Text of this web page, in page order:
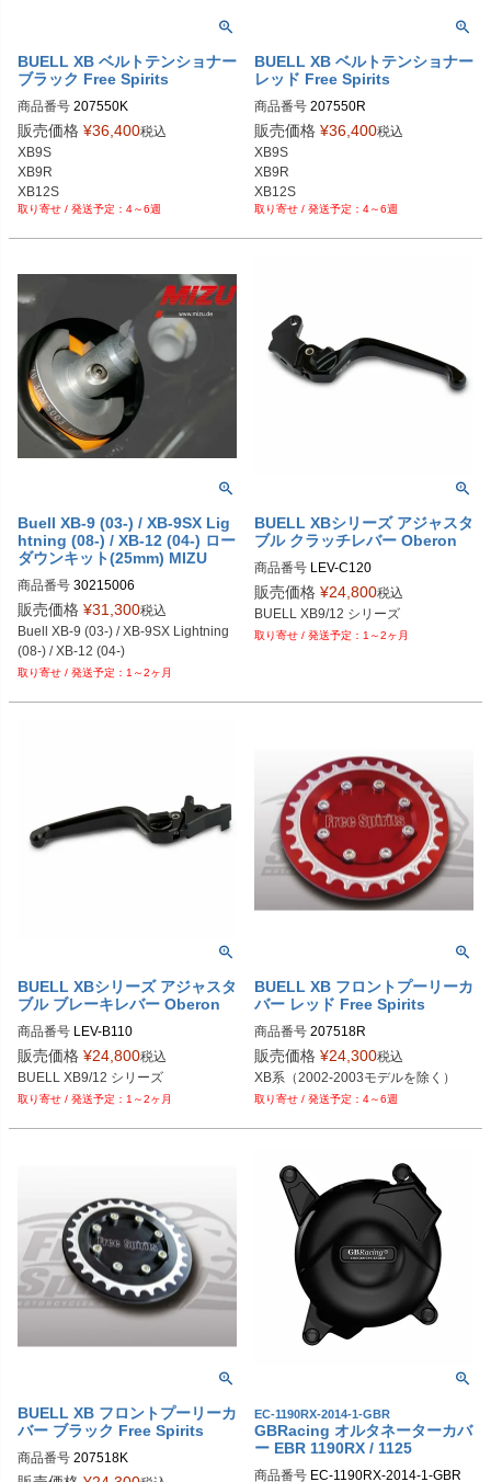
BUELL XB ベルトテンショナー
ブラック Free Spirits
商品番号 207550K
販売価格 ¥36,400税込
XB9S
XB9R
XB12S
4～6週
BUELL XB ベルトテンショナー
レッド Free Spirits
商品番号 207550R
販売価格 ¥36,400税込
XB9S
XB9R
XB12S
4～6週
Buell XB-9 (03-) / XB-9SX Lig
htning (08-) / XB-12 (04-) ロー
ダウンキット(25mm) MIZU
商品番号 30215006
販売価格 ¥31,300税込
Buell XB-9 (03-) / XB-9SX Lightning
(08-) / XB-12 (04-)
1～2ヶ月
BUELL XBシリーズ アジャスタ
ブル クラッチレバー Oberon
商品番号 LEV-C120
レバースタイル：Standard；1、Air
o；2、Custom；3
レバーカラー：Black；-BLK、Blu
アジャスターカラー： ：Black；-BL
LV,、 Titanium；TI
例：スタイル：スタンダード、レバ
ーカラー：Black、アジャスターカラ
ー：Black；LEV-C120-1-BLK-BKL
販売価格 ¥24,800税込
1～2ヶ月
BUELL XBシリーズ アジャスタ
ブル ブレーキレバー Oberon
商品番号 LEV-B110
レバースタイル：Standard；1、Air
o；2、Custom；3
レバーカラー：Black；-BLK、Blu
                 Orange；ORG、Sliver；S
                 Orange；ORG、Sliver；S
LV,、 Titanium；TI
例：スタイル：スタンダード、レバ
ーカラー：Black、アジャスターカラ
ー：Black；LEV-B110-1-BLK-BKL
販売価格 ¥24,800税込
1～2ヶ月
BUELL XB フロントプーリーカ
バー レッド Free Spirits
商品番号 207518R
販売価格 ¥24,300税込
XB系（2002-2003モデルを除く）
4～6週
BUELL XB フロントプーリーカ
バー ブラック Free Spirits
商品番号 207518K
EC-1190RX-2014-1-GBR
GBRacing オルタネーターカバ
ー EBR 1190RX / 1125
商品番号 EC-1190RX-2014-1-GBR